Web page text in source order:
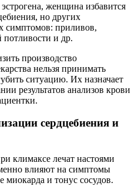
женщина избавится
но других
симптомов: приливов,
и др.
производство
нельзя принимать
ситуацию. Их назначает
результатов анализов крови
сердцебиения и
климаксе лечат настоями
влияют на симптомы
и тонус сосудов.